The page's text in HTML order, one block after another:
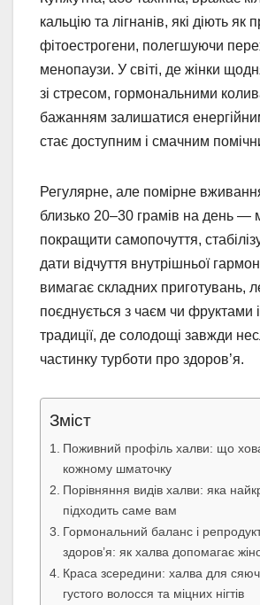
кальцію та лігнанів, які діють як
фітоестрогени, полегшуючи
менопаузи. У світі, де жінки
зі стресом, гормональними
бажанням залишатися
стає доступним і смачним
Регулярне, але помірне
близько 20–30 грамів на день —
покращити самопочуття,
дати відчуття внутрішньої
вимагає складних приготувань,
поєднується з чаєм чи фруктами
традиції, де солодощі завжди
частинку турботи про здоров’я.
Зміст
Поживний профіль халви: що
кожному шматочку
Порівняння видів халви: яка
підходить саме вам
Гормональний баланс і
здоров’я: як халва допомагає
Краса зсередини: халва для
густого волосся та міцних нігтів